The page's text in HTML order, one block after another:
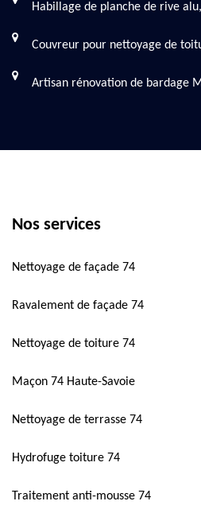
Habillage de planche de rive
Couvreur pour nettoyage de
Artisan rénovation de bardage
Nos services
Nettoyage de façade 74
Ravalement de façade 74
Nettoyage de toiture 74
Maçon 74 Haute-Savoie
Nettoyage de terrasse 74
Hydrofuge toiture 74
Traitement anti-mousse 74